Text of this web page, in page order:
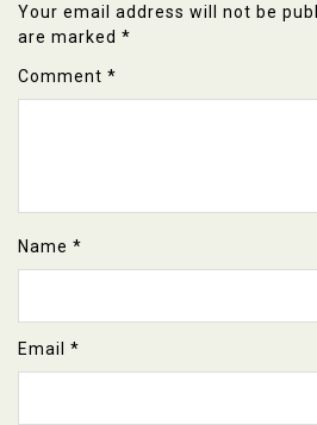
Your email address will not be
are marked *
Comment *
Name *
Email *